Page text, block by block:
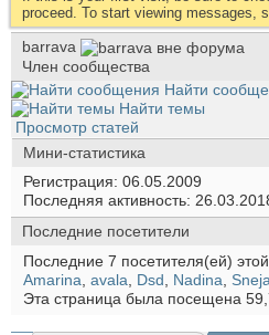
proceed. To start viewing messages,
barrava
Член сообщества
Найти
Найти темы
Просмотр статей
Мини-статистика
Регистрация 06.05.2009
Последняя активность
Последние посетители
Последние 7 посетителя(ей)
Amarina avala Dsd Nadina
Эта страница была посещена